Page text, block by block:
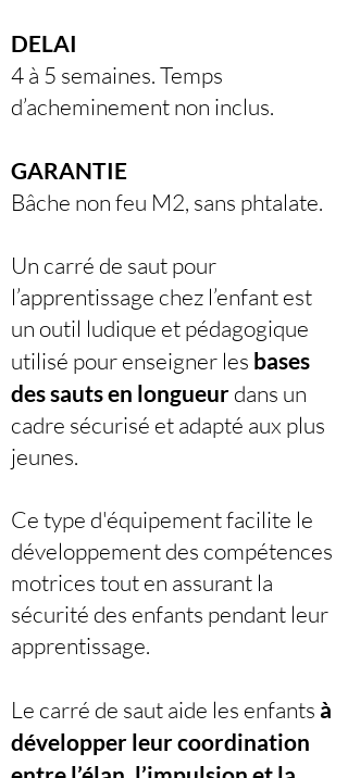
DELAI
4 à 5 semaines. Temps
d’acheminement non inclus.
GARANTIE
Bâche non feu M2, sans phtalate.
Un carré de saut pour
l’apprentissage chez l’enfant est
un outil ludique et pédagogique
utilisé pour enseigner les bases
des sautsen longueur dans un
cadre sécurisé et adapté aux plus
jeunes.
Ce type d'équipement facilite le
développement des compétences
motrices tout en assurant la
sécurité des enfants pendant leur
apprentissage.
Le carré de saut aide les enfants à
développer leur coordination